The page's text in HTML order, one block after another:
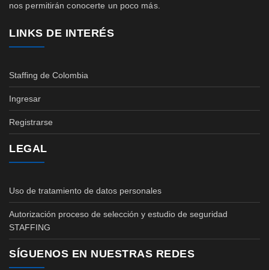
nos permitirán conocerte un poco más.
LINKS DE INTERÉS
Staffing de Colombia
Ingresar
Registrarse
LEGAL
Uso de tratamiento de datos personales
Autorización proceso de selección y estudio de seguridad
STAFFING
SÍGUENOS EN NUESTRAS REDES